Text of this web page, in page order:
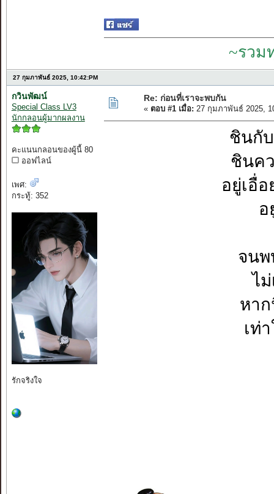
~รวม
27 กุมภาพันธ์ 2025, 10:42:PM
กวินพัฒน์
Special Class LV3
นักกลอนผู้มากผลงาน
คะแนนกลอนของผู้นี้ 80
ออฟไลน์
เพศ:
กระทู้: 352
รักจริงใจ
Re: ก่อนที่เราจะพบกัน
« ตอบ #1 เมื่อ: 27 กุมภาพันธ์ 2025,
ชินกั
ชินค
อยู่เอื่
อ
จนพ
ไ
หา
เท่